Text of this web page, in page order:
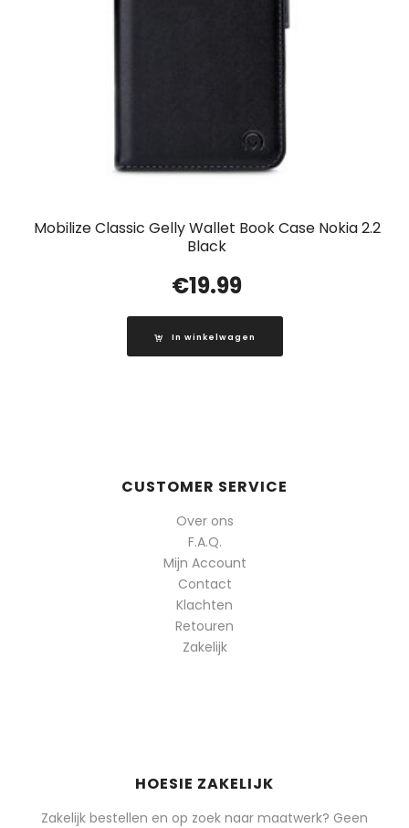
Mobilize Classic Gelly Wallet Book Case Nokia 2.2
Black
€19.99
In winkelwagen
CUSTOMER SERVICE
Over ons
F.A.Q.
Mijn Account
Contact
Klachten
Retouren
Zakelijk
HOESIE ZAKELIJK
Zakelijk bestellen en op zoek naar maatwerk? Geen